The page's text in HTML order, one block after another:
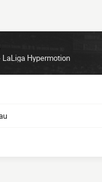
LaLiga Hypermotion